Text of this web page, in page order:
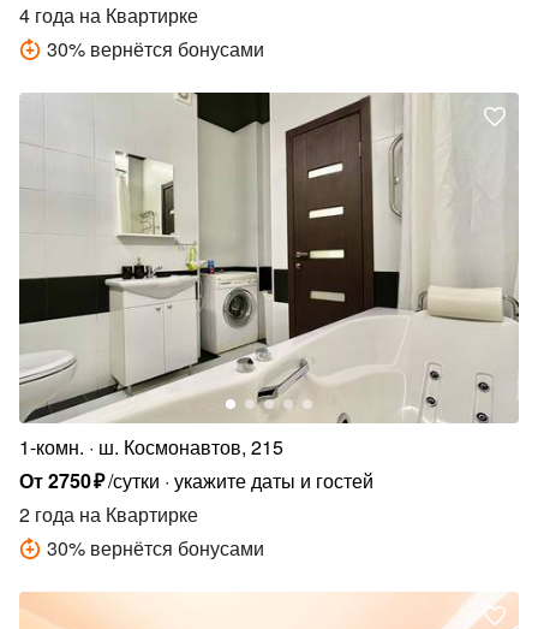
4 года на Квартирке
30% вернётся бонусами
1-комн.
ш. Космонавтов, 215
От2750₽/сутки укажите даты и гостей
2 года на Квартирке
30% вернётся бонусами